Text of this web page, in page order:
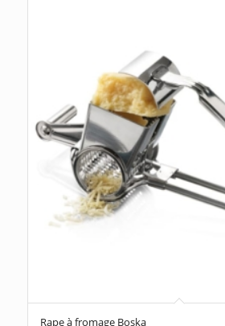
Rape à fromage Boska